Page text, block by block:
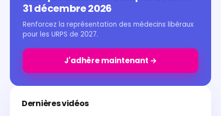
31 décembre 2026
Renforcez la représentation des médecins libéraux
pour les URPS de 2027.
J'adhère maintenant →
Dernières vidéos